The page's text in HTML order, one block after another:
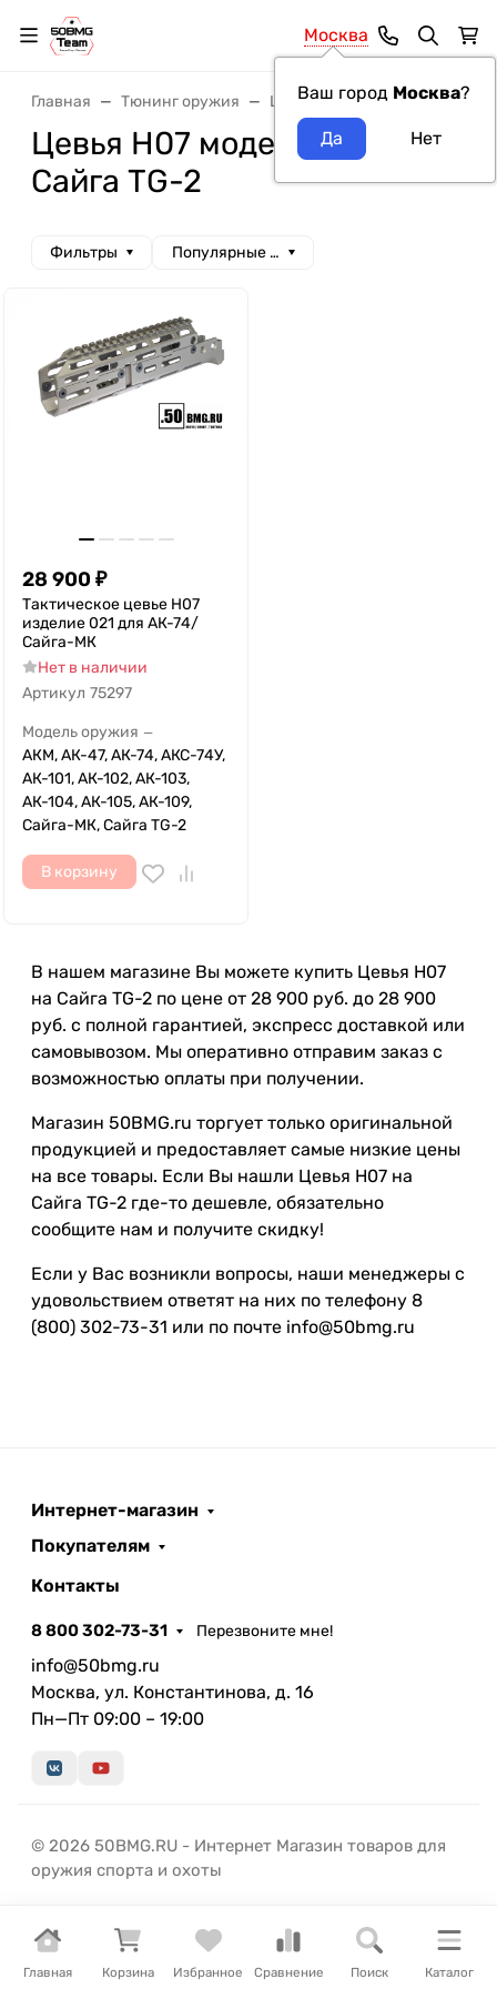
Москва
Ваш город Москва?
Главная Корзина Избранное Сравнение Поиск Каталог
Главная Тюнинг оружия Цевья Цевья H07
Цевья H07 модель оружия
Сайга TG-2
Фильтры Популярные сначала
28 900 ₽
Тактическое цевье H07
изделие 021 для АК-74/
Сайга-МК
Нет в наличии
Артикул 75297
Модель оружия —
АКМ, АК-47, АК-74, АКС-74У,
АК-101, АК-102, АК-103,
АК-104, АК-105, АК-109,
Сайга-МК, Сайга TG-2
В корзину
В нашем магазине Вы можете купить Цевья H07
на Сайга TG-2 по цене от 28 900 руб. до 28 900
руб. с полной гарантией, экспресс доставкой или
самовывозом. Мы оперативно отправим заказ с
возможностью оплаты при получении.
Магазин 50BMG.ru торгует только оригинальной
продукцией и предоставляет самые низкие цены
на все товары. Если Вы нашли Цевья H07 на
Сайга TG-2 где-то дешевле, обязательно
сообщите нам и получите скидку!
Если у Вас возникли вопросы, наши менеджеры с
удовольствием ответят на них по телефону 8
(800) 302-73-31 или по почте info@50bmg.ru
Интернет-магазин
Покупателям
Контакты
8 800 302-73-31 Перезвоните мне!
info@50bmg.ru
Москва, ул. Константинова, д. 16
Пн—Пт 09:00 – 19:00
© 2026 50BMG.RU - Интернет Магазин товаров для
оружия спорта и охоты